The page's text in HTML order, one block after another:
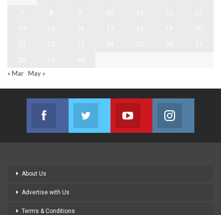
« Mar May »
Facebook
Join us on Facebook
Twitter
Join us on Twitter
Youtube
Join us on Youtube
About Us
Advertise with Us
Terms & Conditions